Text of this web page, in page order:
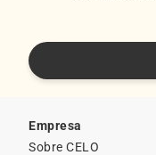
Empresa
Sobre CELO